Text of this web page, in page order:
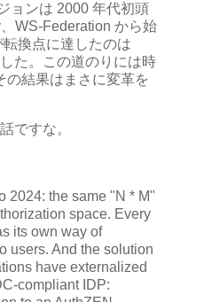
ョンは 2000 年代初頭
WS-Federation から始
換点に達したのは
た。この道のりには時
の結果はまさに変革を
ですな。
2024: the same "N * M"
space. Every
its own way of
users. And the solution
have externalized
compliant IDP: